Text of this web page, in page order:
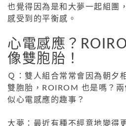
也覺得因為是和大夢一起組團
感受到的平衡感。
心電感應？
像雙胞胎！
Ｑ：雙人組合常常會因為朝夕
雙胞胎，ROIROM 也是嗎？
似心電感應的趣事？
大夢：最近有種不經意地變得